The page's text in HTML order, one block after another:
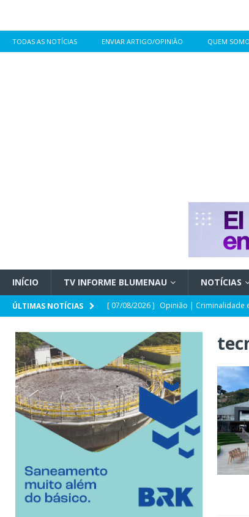
TODAS AS NOTÍCIAS ENVIAR ARTIGO/OPINIÃO QUEM
INÍCIO TV INFORME BLUMENAU NOTÍCIAS
ÚLTIMAS NOTÍCIAS [ 07/08/2026 ] Opinião | Criminalidade
[ 07/08/2026 ] Entrevista | Túlio de
[ 07/08/2026 ] HEMOSC adota novos
[ 07/08/2026 ] Indaial registra o maior
[ 07/08/2026 ]
TSE cria conselho para